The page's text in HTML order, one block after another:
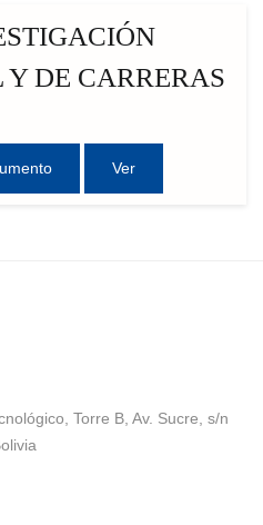
DE CARRERAS
Ver
Torre B, Av. Sucre, s/n